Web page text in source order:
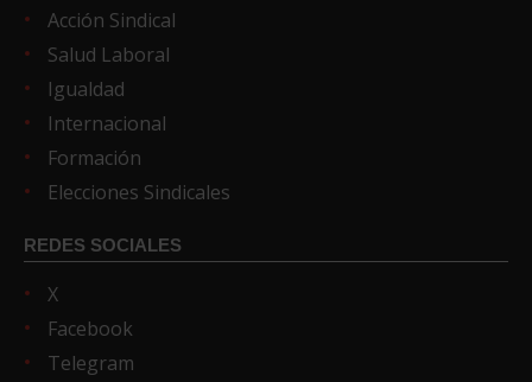
Acción Sindical
Salud Laboral
Igualdad
Internacional
Formación
Elecciones Sindicales
REDES SOCIALES
X
Facebook
Telegram